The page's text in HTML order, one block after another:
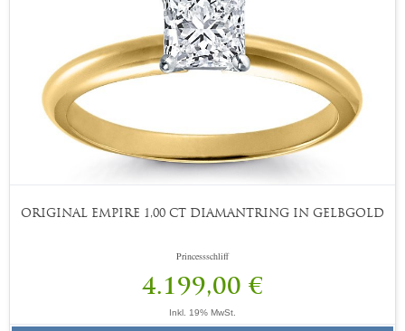
ORIGINAL EMPIRE 1,00 CT DIAMANTRING IN GELBGOLD
Princessschliff
4.199,00 €
Inkl. 19% MwSt.